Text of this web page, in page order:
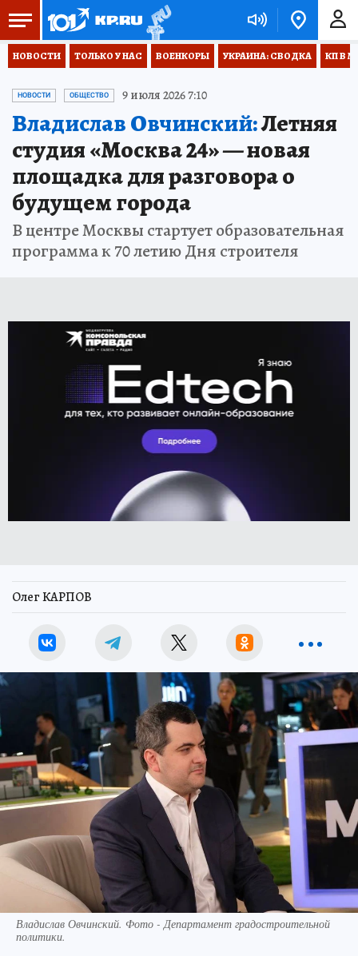
НОВОСТИ ТОЛЬКО У НАС ВОЕНКОРЫ УКРАИНА: СВОДКА КП В
НОВОСТИ ОБЩЕСТВО 9 июля 2026 7:10
Владислав Овчинский:Летняя
студия «Москва 24» — новая
площадка для разговора о
будущем города
В центре Москвы стартует образовательная
программа к 70 летию Дня строителя
Олег КАРПОВ
Владислав Овчинский. Фото - Департамент градостроительной
политики.